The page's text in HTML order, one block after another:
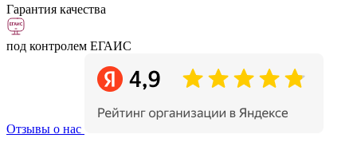
Гарантия качества
под контролем ЕГАИС
Отзывы о нас